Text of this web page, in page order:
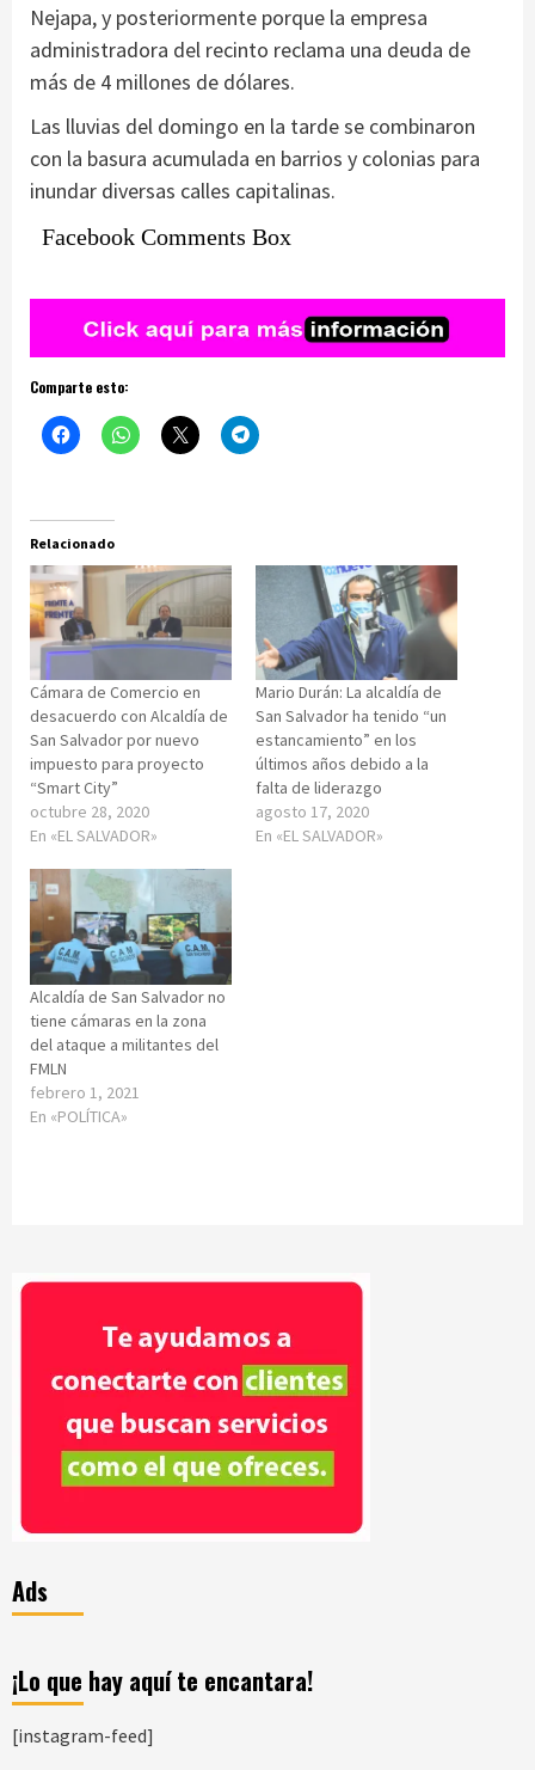
Nejapa, y posteriormente porque la empresa
administradora del recinto reclama una deuda de
más de 4 millones de dólares.
Las lluvias del domingo en la tarde se combinaron
con la basura acumulada en barrios y colonias para
inundar diversas calles capitalinas.
Facebook Comments Box
Comparte esto:
Relacionado
Cámara de Comercio en
desacuerdo con Alcaldía de
San Salvador por nuevo
impuesto para proyecto
“Smart City”
octubre 28, 2020
En «EL SALVADOR»
Mario Durán: La alcaldía de
San Salvador ha tenido “un
estancamiento” en los
últimos años debido a la
falta de liderazgo
agosto 17, 2020
En «EL SALVADOR»
Alcaldía de San Salvador no
tiene cámaras en la zona
del ataque a militantes del
FMLN
febrero 1, 2021
En «POLÍTICA»
Ads
¡Lo que hay aquí te encantara!
[instagram-feed]